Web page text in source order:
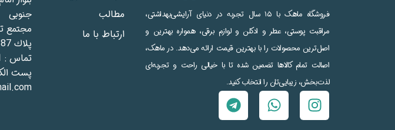
فروشگاه ماهک با ۱۵ سال تجربه در دنیای آرایشی‌بهداشتی،
مراقبت پوستی، عطر و ادکلن و لوازم برقی، همواره بهترین و
اصل‌ترین محصولات را با بهترین قیمت ارائه می‌دهد. در ماهک،
اصالت تمام کالاها تضمین شده تا با خیالی راحت و تجربه‌ای
لذت‌بخش، زیبایی‌تان را انتخاب کنید.
مطالب
ارتباط با ما
جنوبى
مجتمع
پلاك 87
تماس : 07632227091 – 09365306008
پست